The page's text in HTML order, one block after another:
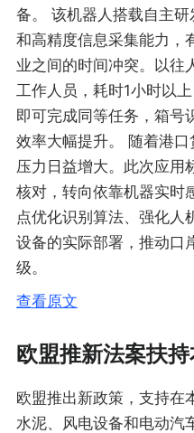
备。 该机器人搭载自主
和高精度信息采集能力，
业之间的时间冲突。以往
工作人员，耗时1小时以
即可完成同等任务，箱号
效率大幅提升。 随着港
压力日益增大。此次应用
核对，转向依靠机器实时
点优化识别算法、强化人
设备的实际部署，推动口
级。
查看原文
欧盟推新法案扶
欧盟推出新政策，支持在
水泥、风电设备和电动汽